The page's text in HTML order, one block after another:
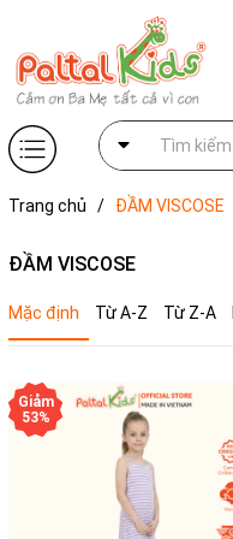
Trang chủ / ĐẦM VISCOSE
ĐẦM VISCOSE
Mặc định Từ A-Z Từ Z-A